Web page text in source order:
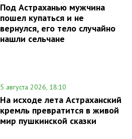
Под Астраханью мужчина
пошел купаться и не
вернулся, его тело случайно
нашли сельчане
5 августа 2026, 18:10
На исходе лета Астраханский
кремль превратится в живой
мир пушкинской сказки